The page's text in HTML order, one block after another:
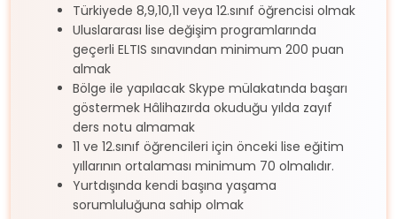
Türkiyede 8,9,10,11 veya 12.sınıf öğrencisi olmak
Uluslararası lise değişim programlarında
geçerli ELTIS sınavından minimum 200 puan
almak
Bölge ile yapılacak Skype mülakatında başarı
göstermek Hâlihazırda okuduğu yılda zayıf
ders notu almamak
11 ve 12.sınıf öğrencileri için önceki lise eğitim
yıllarının ortalaması minimum 70 olmalıdır.
Yurtdışında kendi başına yaşama
sorumluluğuna sahip olmak